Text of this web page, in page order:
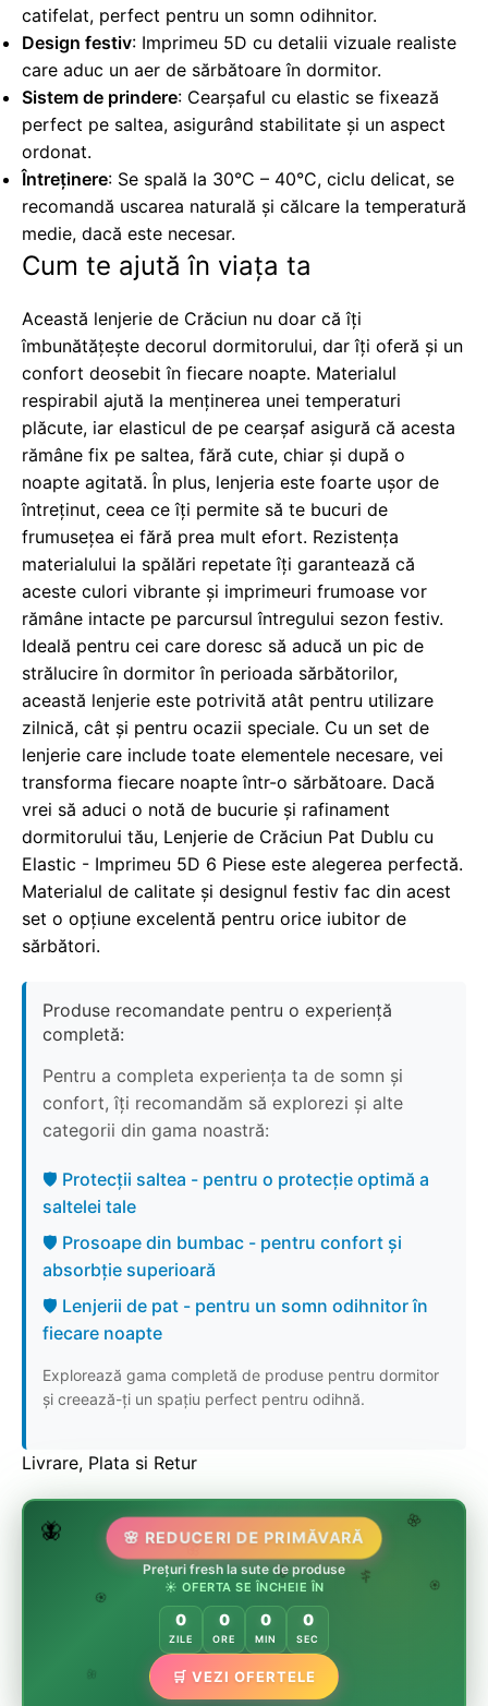
catifelat, perfect pentru un somn odihnitor.
Design festiv: Imprimeu 5D cu detalii vizuale realiste
care aduc un aer de sărbătoare în dormitor.
Sistem de prindere: Cearșaful cu elastic se fixează
perfect pe saltea, asigurând stabilitate și un aspect
ordonat.
Întreținere: Se spală la 30°C – 40°C, ciclu delicat, se
recomandă uscarea naturală și călcare la temperatură
medie, dacă este necesar.
Cum te ajută în viața ta
Această lenjerie de Crăciun nu doar că îți
îmbunătățește decorul dormitorului, dar îți oferă și un
confort deosebit în fiecare noapte. Materialul
respirabil ajută la menținerea unei temperaturi
plăcute, iar elasticul de pe cearșaf asigură că acesta
rămâne fix pe saltea, fără cute, chiar și după o
noapte agitată. În plus, lenjeria este foarte ușor de
întreținut, ceea ce îți permite să te bucuri de
frumusețea ei fără prea mult efort. Rezistența
materialului la spălări repetate îți garantează că
aceste culori vibrante și imprimeuri frumoase vor
rămâne intacte pe parcursul întregului sezon festiv.
Ideală pentru cei care doresc să aducă un pic de
strălucire în dormitor în perioada sărbătorilor,
această lenjerie este potrivită atât pentru utilizare
zilnică, cât și pentru ocazii speciale. Cu un set de
lenjerie care include toate elementele necesare, vei
transforma fiecare noapte într-o sărbătoare. Dacă
vrei să aduci o notă de bucurie și rafinament
dormitorului tău, Lenjerie de Crăciun Pat Dublu cu
Elastic - Imprimeu 5D 6 Piese este alegerea perfectă.
Materialul de calitate și designul festiv fac din acest
set o opțiune excelentă pentru orice iubitor de
sărbători.
Produse recomandate pentru o experiență
completă:
Pentru a completa experiența ta de somn și
confort, îți recomandăm să explorezi și alte
categorii din gama noastră:
🛡️ Protecții saltea - pentru o protecție optimă a
saltelei tale
🛡️ Prosoape din bumbac - pentru confort și
absorbție superioară
🛡️ Lenjerii de pat - pentru un somn odihnitor în
fiecare noapte
Explorează gama completă de produse pentru dormitor
și creează-ți un spațiu perfect pentru odihnă.
Livrare, Plata si Retur
🌸
🌿
🌸
🏵️
🌷
🦋 🌸 REDUCERI DE PRIMĂVARĂ
Prețuri fresh la sute de produse
☀️ OFERTA SE ÎNCHEIE ÎN
0
ZILE
0
ORE
0
MIN
0
SEC
🛒 VEZI OFERTELE